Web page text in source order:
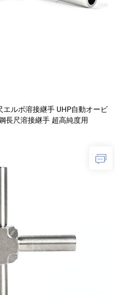
エルボ溶接継手 UHP自動オービ
長尺溶接継手 超高純度用